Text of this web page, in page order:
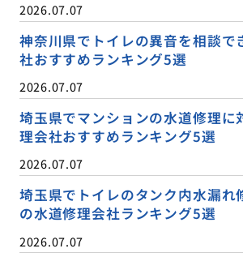
2026.07.07
神奈川県でトイレの異音を相談で
社おすすめランキング5選
2026.07.07
埼玉県でマンションの水道修理に
理会社おすすめランキング5選
2026.07.07
埼玉県でトイレのタンク内水漏れ
の水道修理会社ランキング5選
2026.07.07